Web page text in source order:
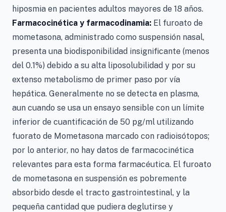
hiposmia en pacientes adultos mayores de 18 años.
Farmacocinética y farmacodinamia: El furoato de
mometasona, administrado como suspensión nasal,
presenta una biodisponibilidad insignificante (menos
del 0.1%) debido a su alta liposolubilidad y por su
extenso metabolismo de primer paso por vía
hepática. Generalmente no se detecta en plasma,
aun cuando se usa un ensayo sensible con un límite
inferior de cuantificación de 50 pg/ml utilizando
fuorato de Mometasona marcado con radioisótopos;
por lo anterior, no hay datos de farmacocinética
relevantes para esta forma farmacéutica. El furoato
de mometasona en suspensión es pobremente
absorbido desde el tracto gastrointestinal, y la
pequeña cantidad que pudiera deglutirse y